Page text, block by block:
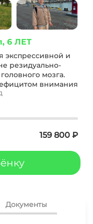
, 6 ЛЕТ
экспрессивной и
резидуально-
мозга.
внимания
159 800 ₽
Документы